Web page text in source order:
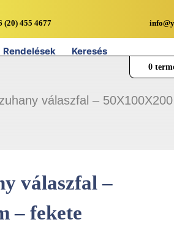
(20) 455 4677
Rendelések Keresés
0
válaszfal –
válaszfal –
– fekete